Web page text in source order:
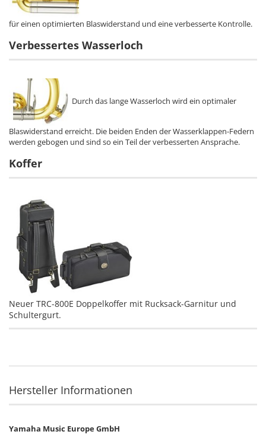
für einen optimierten Blaswiderstand und eine verbesserte Kontrolle.
Verbessertes Wasserloch
Durch das lange Wasserloch wird ein optimaler
Blaswiderstand erreicht. Die beiden Enden der Wasserklappen-Federn
werden gebogen und sind so ein Teil der verbesserten Ansprache.
Koffer
Neuer TRC-800E Doppelkoffer mit Rucksack-Garnitur und
Schultergurt.
Hersteller Informationen
Yamaha Music Europe GmbH